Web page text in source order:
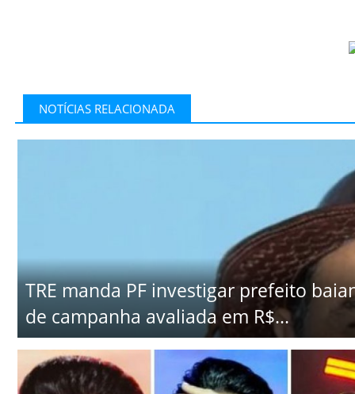
NOTÍCIAS RELACIONADA
TRE manda PF investigar prefeito
de campanha avaliada em R$...